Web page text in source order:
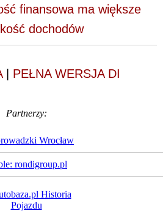
finansowa ma większe
dochodów
| PEŁNA WERSJA DI
Partnerzy:
Wrocław
rondigroup.pl